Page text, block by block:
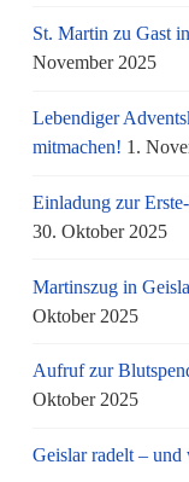
St. Martin zu Gast
November 2025
Lebendiger
mitmachen! 1.
Einladung zur
30. Oktober 2025
Martinszug in
Oktober 2025
Aufruf zur
Oktober 2025
Geislar radelt – und